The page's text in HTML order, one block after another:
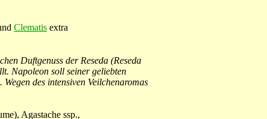
Clematis extra
Duftgenuss der Reseda (Reseda
Napoleon soll seiner geliebten
des intensiven Veilchenaromas
Agastache ssp.,